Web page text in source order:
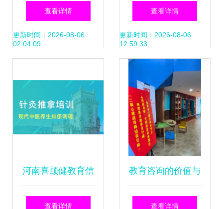
与跆拳道技术咨询
的详细信息
查看详情
更新时间：2026-08-06
02:04:09
内容详解 以学思教
育为途径的教育信
息咨询参考
查看详情
更新时间：2026-08-06
12:59:33
河南喜颐健教育信
息咨询深度解析 口
查看详情
教育咨询的价值与
边界 以福州纯度教
查看详情